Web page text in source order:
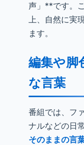
声」**です。
上、自然に実
ます。
編集や脚
な言葉
番組では、フ
ナルなどの日
そのままの言